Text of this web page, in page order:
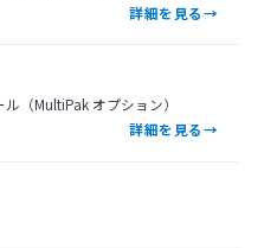
詳細を見る
（MultiPak オプション）
詳細を見る